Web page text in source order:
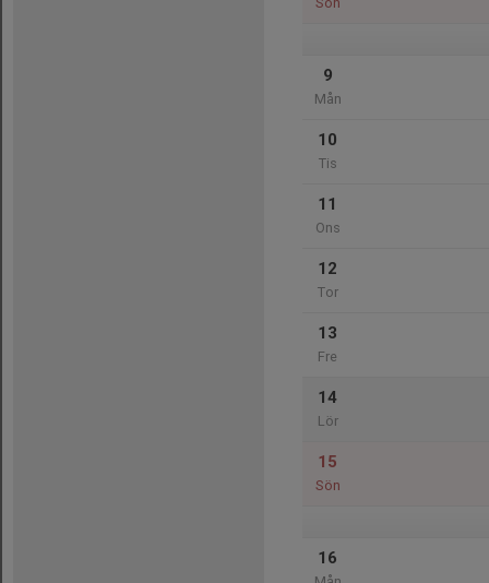
9
Mån
10
Tis
11
Ons
12
Tor
13
Fre
14
Lör
15
Sön
16